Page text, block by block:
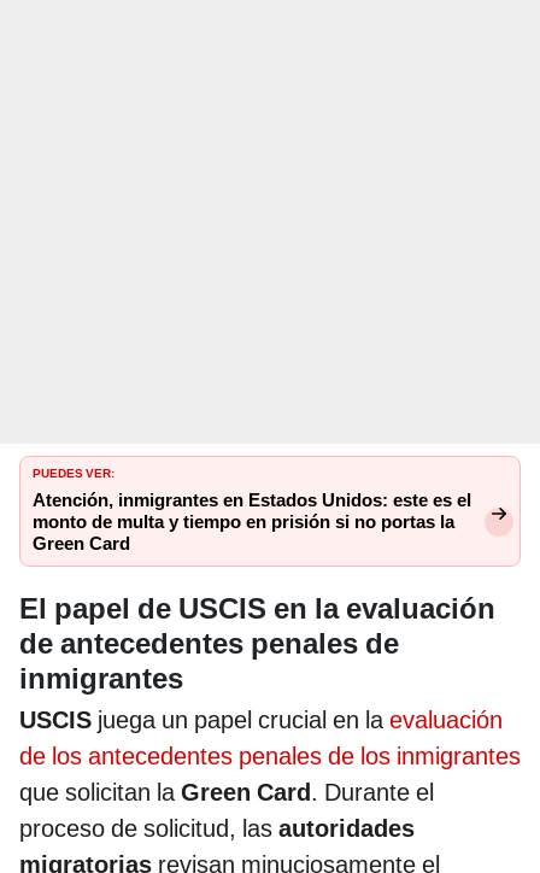
PUEDES VER:
Atención, inmigrantes en Estados Unidos: este es el
monto de multa y tiempo en prisión si no portas la
Green Card
El papel de USCIS en la evaluación
de antecedentes penales de
inmigrantes
USCIS juega un papel crucial en laevaluación
de los antecedentes penales de los inmigrantes
que solicitan laGreen Card. Durante el
proceso de solicitud, las autoridades
migratorias revisan minuciosamente el